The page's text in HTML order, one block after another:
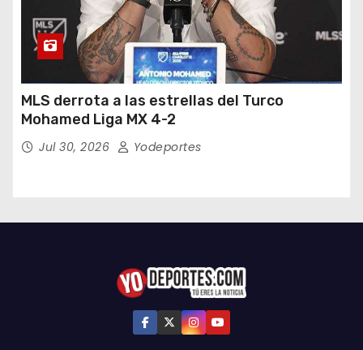
MLS derrota a las estrellas del Turco
Mohamed Liga MX 4-2
Jul 30, 2026 Yodeportes